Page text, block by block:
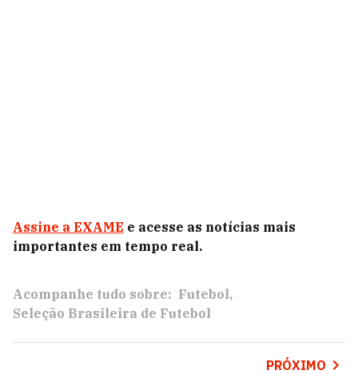
Assine a EXAME e acesse as notícias mais
importantes em tempo real.
Acompanhe tudo sobre: Futebol
Seleção Brasileira de Futebol
PRÓXIMO